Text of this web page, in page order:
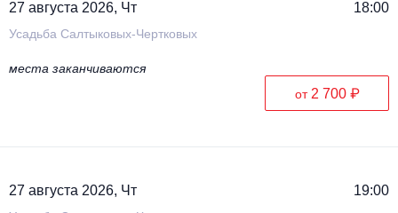
27 августа 2026, Чт 18:00
Усадьба Салтыковых-Чертковых
места заканчиваются
от 2 700 ₽
27 августа 2026, Чт 19:00